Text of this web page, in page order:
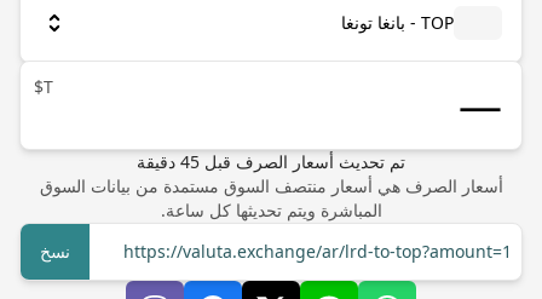
TOP - بانغا تونغا
T$
تم تحديث أسعار الصرف قبل 45 دقيقة
أسعار الصرف هي أسعار منتصف السوق مستمدة من بيانات السوق
المباشرة ويتم تحديثها كل ساعة.
https://valuta.exchange/ar/lrd-to-top?amount=1
نسخ